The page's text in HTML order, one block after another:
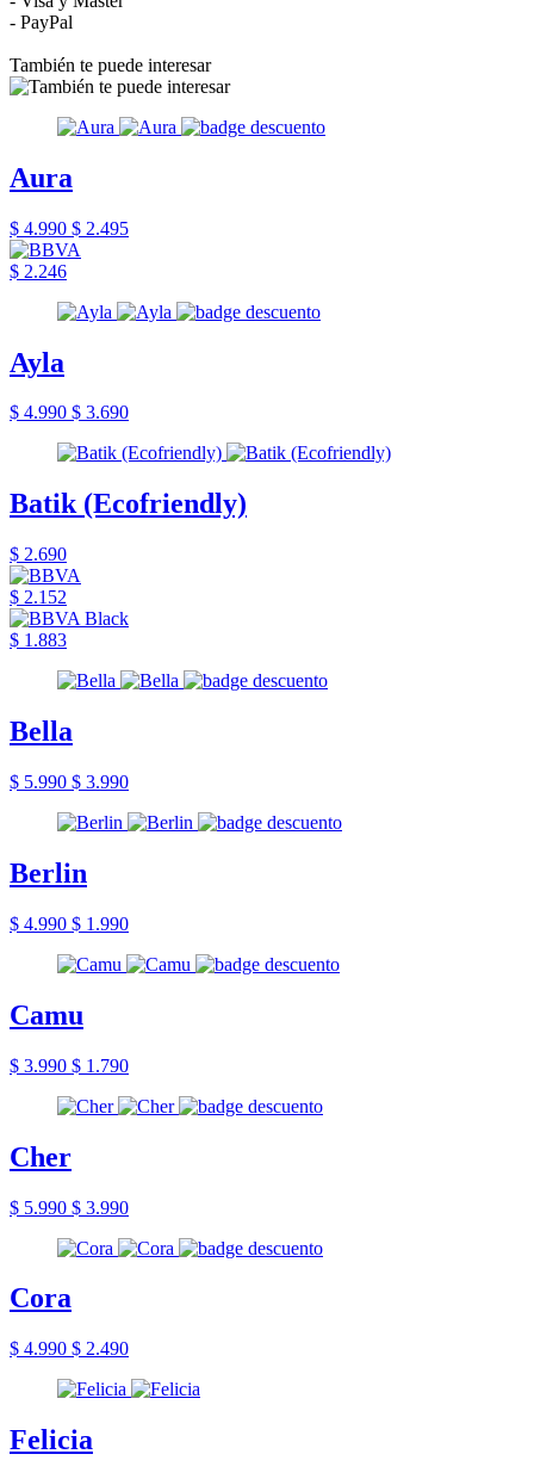
- PayPal
También te puede interesar
Aura
$ 4.990 $ 2.495
$ 2.246
Ayla
$ 4.990 $ 3.690
Batik (Ecofriendly)
$ 2.690
$ 2.152
$ 1.883
Bella
$ 5.990 $ 3.990
Berlin
$ 4.990 $ 1.990
Camu
$ 3.990 $ 1.790
Cher
$ 5.990 $ 3.990
Cora
$ 4.990 $ 2.490
Felicia